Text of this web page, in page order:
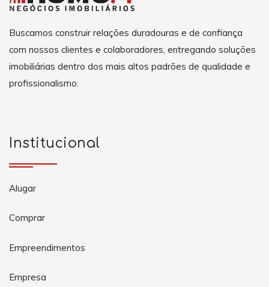
Buscamos construir relações duradouras e de confiança
com nossos clientes e colaboradores, entregando soluções
imobiliárias dentro dos mais altos padrões de qualidade e
profissionalismo.
Institucional
Alugar
Comprar
Empreendimentos
Empresa